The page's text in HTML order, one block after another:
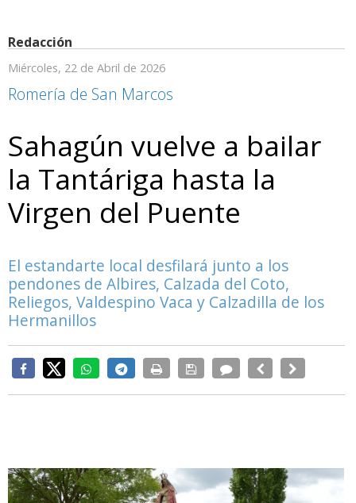
Redacción
Miércoles, 22 de Abril de 2026
Romería de San Marcos
Sahagún vuelve a bailar
la Tantáriga hasta la
Virgen del Puente
El estandarte local desfilará junto a los
pendones de Albires, Calzada del Coto,
Reliegos, Valdespino Vaca y Calzadilla de los
Hermanillos